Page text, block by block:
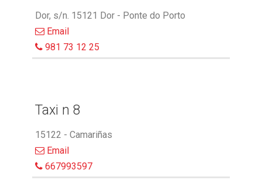
Dor, s/n. 15121 Dor - Ponte do Porto
Email
981 73 12 25
Taxi n 8
15122 - Camariñas
Email
667993597